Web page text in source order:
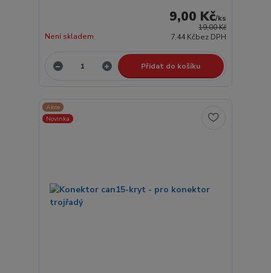
19,00 Kč
9,00 Kč/ks
7,44 Kčbez DPH
Není skladem
Přidat do košíku
Akce
Novinka